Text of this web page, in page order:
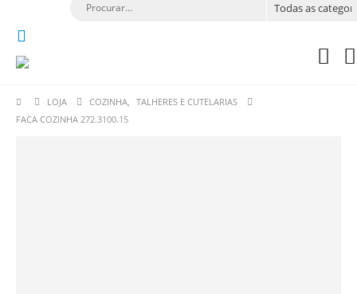
LOJA COZINHA,
TALHERES E CUTELARIAS
FACA COZINHA 272.3100.15